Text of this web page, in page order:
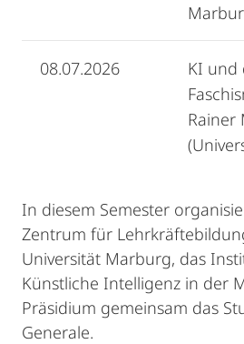
08.07.2026
KI und
Rainer
In diesem Semester
Zentrum für
Universität Marburg, das
Künstliche Intelligenz in der
Präsidium gemeinsam das
Generale.